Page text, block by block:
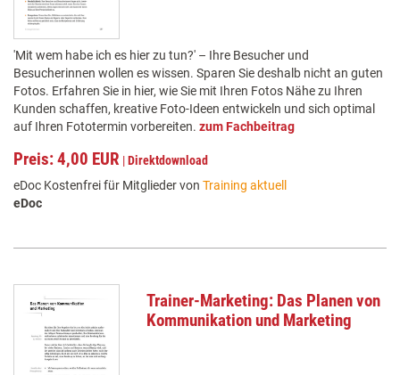
'Mit wem habe ich es hier zu tun?' – Ihre Besucher und
Besucherinnen wollen es wissen. Sparen Sie deshalb nicht an guten
Fotos. Erfahren Sie in hier, wie Sie mit Ihren Fotos Nähe zu Ihren
Kunden schaffen, kreative Foto-Ideen entwickeln und sich optimal
auf Ihren Fototermin vorbereiten. zum Fachbeitrag
Preis: 4,00 EUR |Direktdownload
eDoc Kostenfrei für Mitglieder von Training aktuell
eDoc
Trainer-Marketing: Das Planen von
Kommunikation und Marketing